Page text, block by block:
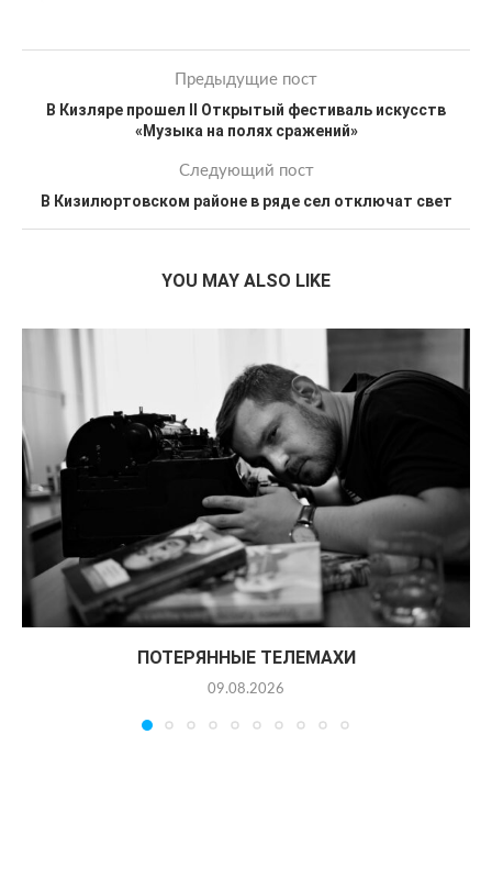
Предыдущие пост
В Кизляре прошел II Открытый фестиваль искусств
«Музыка на полях сражений»
Следующий пост
В Кизилюртовском районе в ряде сел отключат свет
YOU MAY ALSO LIKE
ПОТЕРЯННЫЕ ТЕЛЕМАХИ
09.08.2026